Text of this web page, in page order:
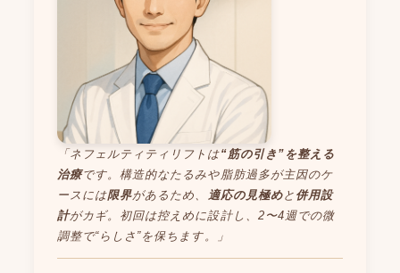
「ネフェルティティリフトは“筋の引き”を整える
治療です。構造的なたるみや脂肪過多が主因のケ
ースには限界があるため、 適応の見極めと 併用設
計がカギ。初回は控えめに設計し、2〜4週での微
調整で“らしさ”を保ちます。」